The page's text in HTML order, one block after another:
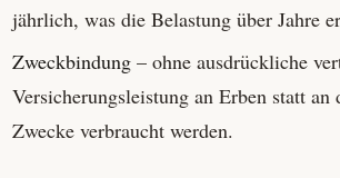
jährlich, was die Belastung über Jahre
Zweckbindung – ohne ausdrückliche
Versicherungs­leistung an Erben statt
Zwecke verbraucht werden.